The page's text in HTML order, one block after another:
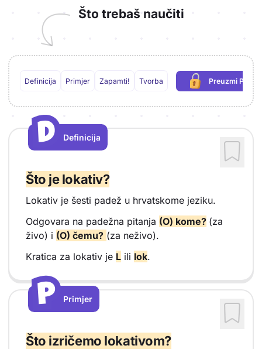
Što trebaš naučiti
Definicija Primjer Zapamti! Tvorba Preuzmi PDF
(potrebna
D
D
Definicija
Što je lokativ?
Lokativ je šesti padež u hrvatskome jeziku.
Odgovara na padežna pitanja (O) kome? (za
živo) i (O) čemu? (za neživo).
Kratica za lokativ je L ili lok.
P
P
Primjer
Što izričemo lokativom?